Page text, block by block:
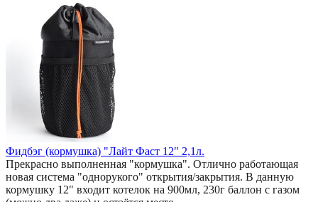
Фидбэг (кормушка) "Лайт Фаст 12" 2,1л.
Прекрасно выполненная "кормушка". Отлично работающая
новая система "однорукого" открытия/закрытия. В данную
кормушку 12" входит котелок на 900мл, 230г баллон с газом